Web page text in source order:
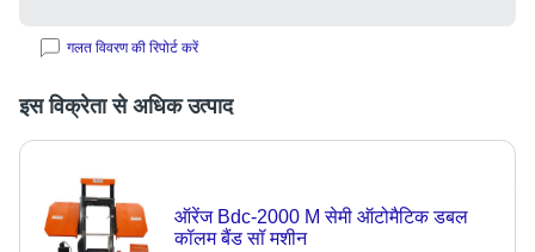
गलत विवरण की रिपोर्ट करें
इस विक्रेता से अधिक उत्पाद
ऑरेंज Bdc-2000 M सेमी ऑटोमैटिक डबल
कॉलम बैंड सॉ मशीन